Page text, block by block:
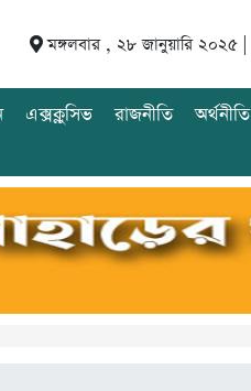
মঙ্গলবার , ২৮ জানুয়ারি ২০২৫ |
এক্সক্লুসিভ রাজনীতি অর্থনীতি